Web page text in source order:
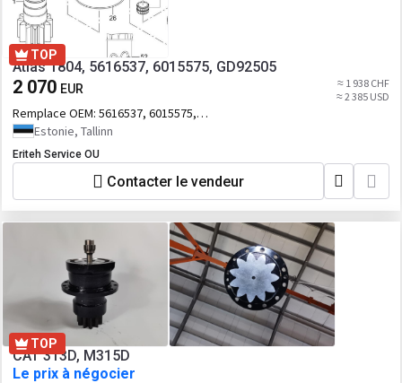
TOP
Atlas 1804, 5616537, 6015575, GD92505
2 070 EUR
≈ 1 938 CHF
≈ 2 385 USD
Remplace OEM: 5616537, 6015575,
GD92505Estonie, Tallinn
Eriteh Service OU
Contacter le vendeur
TOP
CAT 313D, M315D
Le prix à négocier